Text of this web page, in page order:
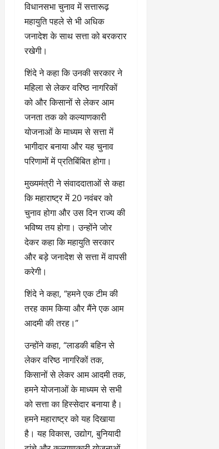
विधानसभा चुनाव में सत्तारूढ़
महायुति पहले से भी अधिक
जनादेश के साथ सत्ता को बरकरार
रखेगी।
शिंदे ने कहा कि उनकी सरकार ने
महिला से लेकर वरिष्ठ नागरिकों
को और किसानों से लेकर आम
जनता तक को कल्याणकारी
योजनाओं के माध्यम से सत्ता में
भागीदार बनाया और यह चुनाव
परिणामों में प्रतिबिंबित होगा।
मुख्यमंत्री ने संवाददाताओं से कहा
कि महाराष्ट्र में 20 नवंबर को
चुनाव होगा और उस दिन राज्य की
भविष्य तय होगा। उन्होंने जोर
देकर कहा कि महायुति सरकार
और बड़े जनादेश से सत्ता में वापसी
करेगी।
शिंदे ने कहा, ‘‘हमने एक टीम की
तरह काम किया और मैंने एक आम
आदमी की तरह।’’
उन्होंने कहा, ‘‘लाडकी बहिन से
लेकर वरिष्ठ नागरिकों तक,
किसानों से लेकर आम आदमी तक,
हमने योजनाओं के माध्यम से सभी
को सत्ता का हिस्सेदार बनाया है।
हमने महाराष्ट्र को यह दिखाया
है। यह विकास, उद्योग, बुनियादी